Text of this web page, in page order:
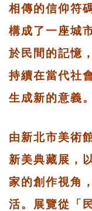
相傳的信仰符
構成了一座城
於民間的記憶
持續在當代社
生成新的意義。
由新北市美術
新美典藏展，
家的創作視角
活。展覽從「